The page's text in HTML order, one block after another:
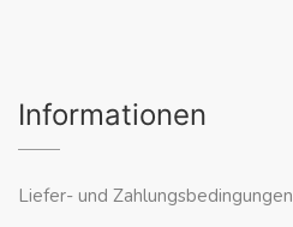
Informationen
Liefer- und Zahlungsbedingungen